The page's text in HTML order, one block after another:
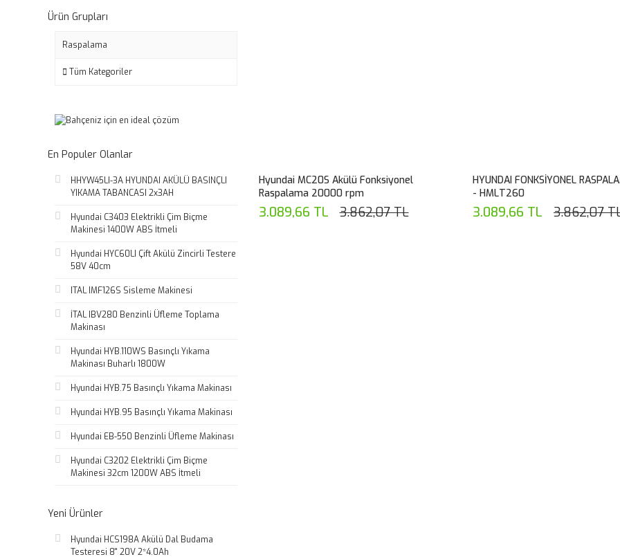
Ürün Grupları
Raspalama
Tüm Kategoriler
En Populer Olanlar
HHYW45LI-3A HYUNDAI AKÜLÜ BASINÇLI
YIKAMA TABANCASI 2x3AH
Hyundai C3403 Elektrikli Çim Biçme
Makinesi 1400W ABS İtmeli
Hyundai HYC60LI Çift Akülü Zincirli Testere
58V 40cm
ITAL IMF126S Sisleme Makinesi
İTAL IBV280 Benzinli Üfleme Toplama
Makinası
Hyundai HYB.110WS Basınçlı Yıkama
Makinası Buharlı 1800W
Hyundai HYB.75 Basınçlı Yıkama Makinası
Hyundai HYB.95 Basınçlı Yıkama Makinası
Hyundai EB-550 Benzinli Üfleme Makinası
Hyundai C3202 Elektrikli Çim Biçme
Makinesi 32cm 1200W ABS İtmeli
Yeni Ürünler
Hyundai HCS198A Akülü Dal Budama
Testeresi 8'' 20V 2*4.0Ah
Hyundai MC20S Akülü Fonksiyonel
Raspalama 20000 rpm
3.089,66 TL 3.862,07 TL
HYUNDAI FONKSİYONEL
- HMLT260
3.089,66 TL 3.862,07